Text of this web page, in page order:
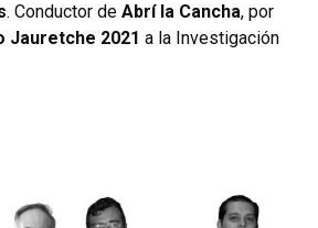
. Conductor de Abrí la Cancha, por
Jauretche 2021 a la Investigación